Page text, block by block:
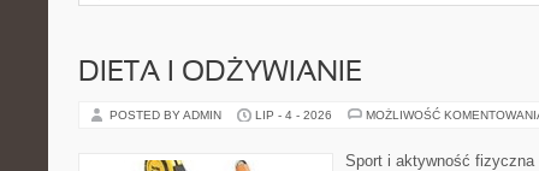
DIETA I ODŻYWIANIE
POSTED BY ADMIN LIP - 4 - 2026 MOŻLIWOŚĆ
Sport i aktywność